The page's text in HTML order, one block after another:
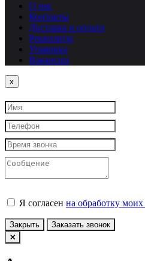
О нас
Контакты
Доставка и оплата
Реквизиты
Упаковка
Вакансии
x
Я согласен на обработку
Закрыть Заказать звонок